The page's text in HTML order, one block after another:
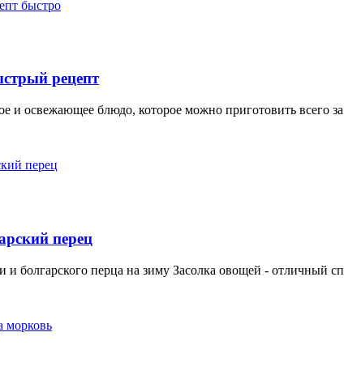
рецепт
и освежающее блюдо, которое можно приготовить всего
перец
и болгарского перца на зиму Засолка овощей - отличный